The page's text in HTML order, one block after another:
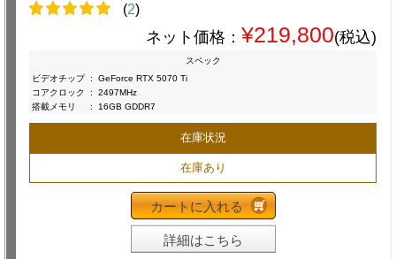
(2)
ネット価格： ¥219,800(税込)
スペック
ビデオチップ :
GeForce RTX 5070 Ti
コアクロック
:
2497MHz
搭載メモリ
: 16GB GDDR7
在庫状況
在庫あり
カートに入れる
詳細はこちら